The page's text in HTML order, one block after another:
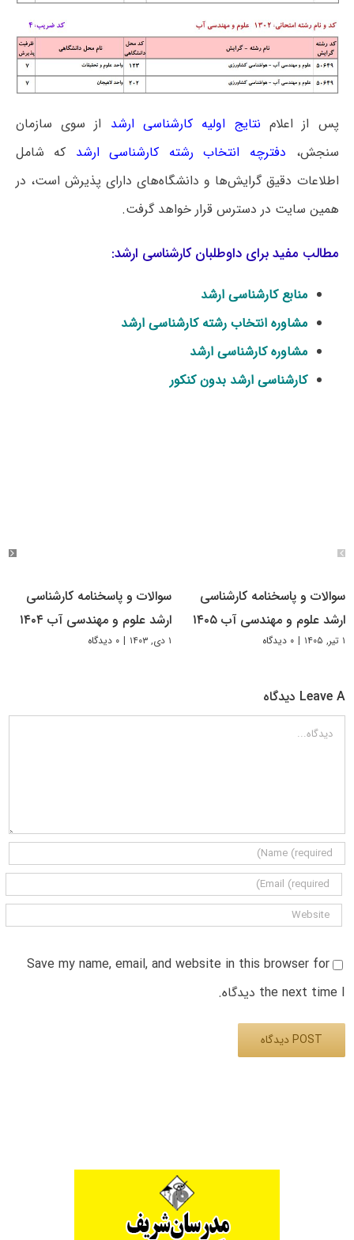
پس از اعلام نتایج اولیه کارشناسی ارشد از سوی سازمان
سنجش، دفترچه انتخاب رشته کارشناسی ارشد که شامل
اطلاعات دقیق گرایش‌ها و دانشگاه‌های دارای پذیرش است، در
همین سایت در دسترس قرار خواهد گرفت.
مطالب مفید برای داوطلبان کارشناسی ارشد:
منابع کارشناسی ارشد
مشاوره انتخاب رشته کارشناسی ارشد
مشاوره کارشناسی ارشد
کارشناسی ارشد بدون کنکور
سوالات و پاسخنامه کارشناسی
ارشد علوم و مهندسی آب ۱۴۰۵
۱ تیر, ۱۴۰۵ | ۰ دیدگاه
سوالات و پاسخنامه کارشناسی
ارشد علوم و مهندسی آب ۱۴۰۴
۱ دی, ۱۴۰۳ | ۰ دیدگاه
Leave A دیدگاه
دیدگاه
Save my name, email, and website in this browser for
the next time I دیدگاه.